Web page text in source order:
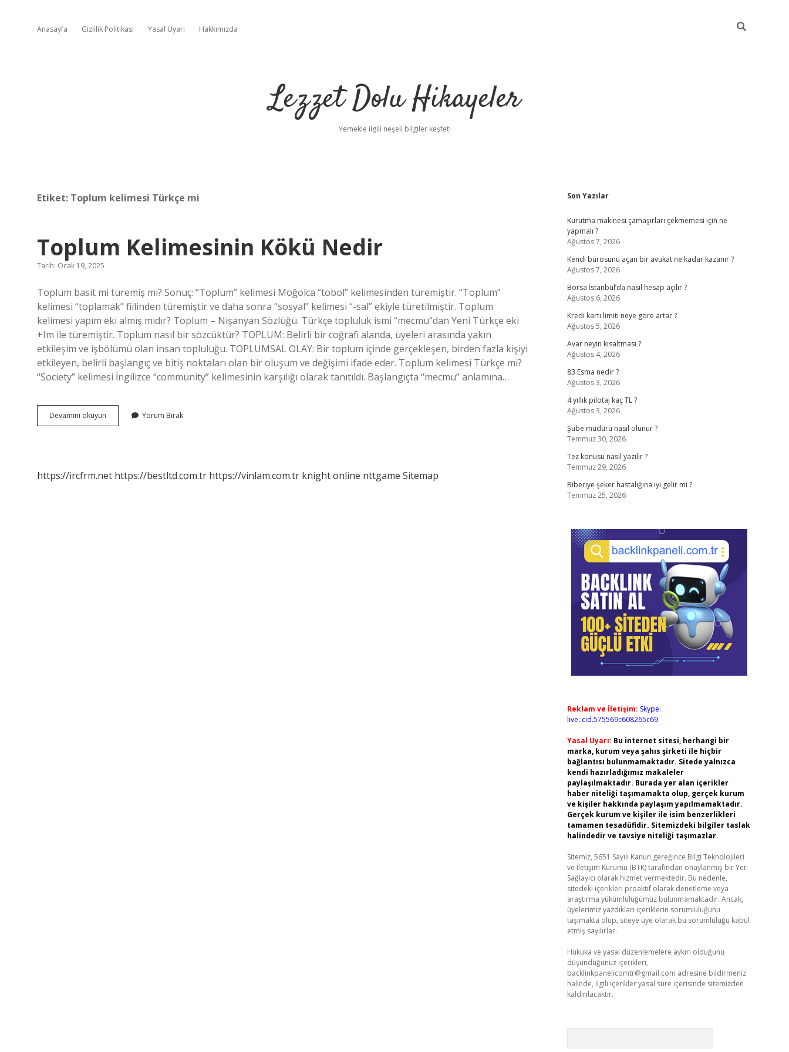
Anasayfa Gizlilik Politikası Yasal Uyarı Hakkımızda
Lezzet Dolu Hikayeler
Yemekle ilgili neşeli bilgiler keşfet!
Etiket: Toplum kelimesi Türkçe mi
Toplum Kelimesinin Kökü Nedir
Tarih: Ocak 19, 2025
Toplum basit mi türemiş mi? Sonuç: “Toplum” kelimesi Moğolca “tobol” kelimesinden türemiştir. “Toplum”
kelimesi “toplamak” fiilinden türemiştir ve daha sonra “sosyal” kelimesi “-sal” ekiyle türetilmiştir. Toplum
kelimesi yapım eki almış mıdır? Toplum – Nişanyan Sözlüğü. Türkçe topluluk ismi “mecmu”dan Yeni Türkçe eki
+Im ile türemiştir. Toplum nasıl bir sözcüktür? TOPLUM: Belirli bir coğrafi alanda, üyeleri arasında yakın
etkileşim ve işbölümü olan insan topluluğu. TOPLUMSAL OLAY: Bir toplum içinde gerçekleşen, birden fazla kişiyi
etkileyen, belirli başlangıç ​​ve bitiş noktaları olan bir oluşum ve değişimi ifade eder. Toplum kelimesi Türkçe mi?
“Society” kelimesi İngilizce “community” kelimesinin karşılığı olarak tanıtıldı. Başlangıçta “mecmu” anlamına…
Devamını okuyun
Kelimesinin
Yorum Bırak
https://ircfrm.net https://bestltd.com.tr https://vinlam.com.tr knight online nttgame Sitemap
Sidebar
Son Yazılar
Kurutma makinesi çamaşırları çekmemesi için ne
yapmalı ?
Ağustos 7, 2026
Kendi bürosunu açan bir avukat ne kadar kazanır ?
Ağustos 7, 2026
Borsa İstanbul’da nasıl hesap açılır ?
Ağustos 6, 2026
Kredi kartı limiti neye göre artar ?
Ağustos 5, 2026
Avar neyin kısaltması ?
Ağustos 4, 2026
83 Esma nedir ?
Ağustos 3, 2026
4 yıllık pilotaj kaç TL ?
Ağustos 3, 2026
Şube müdürü nasıl olunur ?
Temmuz 30, 2026
Tez konusu nasıl yazılır ?
Temmuz 29, 2026
Biberiye şeker hastalığına iyi gelir mi ?
Temmuz 25, 2026
Reklam ve İletişim: Skype:
live:.cid.575569c608265c69
Yasal Uyarı: Bu internet sitesi, herhangi bir
marka, kurum veya şahıs şirketi ile hiçbir
bağlantısı bulunmamaktadır. Sitede yalnızca
kendi hazırladığımız makaleler
paylaşılmaktadır. Burada yer alan içerikler
haber niteliği taşımamakta olup, gerçek kurum
ve kişiler hakkında paylaşım yapılmamaktadır.
Gerçek kurum ve kişiler ile isim benzerlikleri
tamamen tesadüfidir. Sitemizdeki bilgiler taslak
halindedir ve tavsiye niteliği taşımazlar.
Sitemiz, 5651 Sayılı Kanun gereğince Bilgi Teknolojileri
ve İletişim Kurumu (BTK) tarafından onaylanmış bir Yer
Sağlayıcı olarak hizmet vermektedir. Bu nedenle,
sitedeki içerikleri proaktif olarak denetleme veya
araştırma yükümlülüğümüz bulunmamaktadır. Ancak,
üyelerimiz yazdıkları içeriklerin sorumluluğunu
taşımakta olup, siteye üye olarak bu sorumluluğu kabul
etmiş sayılırlar.
Hukuka ve yasal düzenlemelere aykırı olduğunu
düşündüğünüz içerikleri,
backlinkpanelicomtr@gmail.com adresine bildirmeniz
halinde, ilgili içerikler yasal süre içerisinde sitemizden
kaldırılacaktır.